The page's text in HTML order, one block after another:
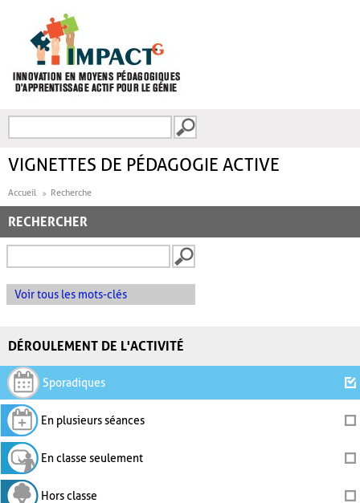
FORMULAIRE DE
VIGNETTES DE PÉDAGOGIE ACTIVE
Accueil Recherche
RECHERCHER
Voir tous les mots-clés
DÉROULEMENT DE L'ACTIVITÉ
Sporadiques
En plusieurs séances
En classe seulement
Hors classe